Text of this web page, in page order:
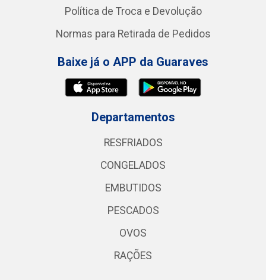
Política de Troca e Devolução
Normas para Retirada de Pedidos
Baixe já o APP da Guaraves
Departamentos
RESFRIADOS
CONGELADOS
EMBUTIDOS
PESCADOS
OVOS
RAÇÕES